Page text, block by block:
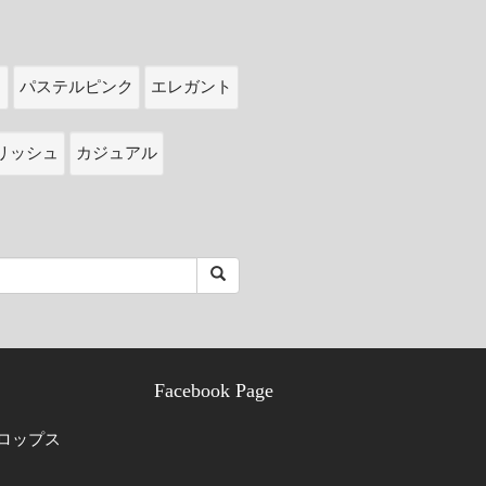
パステルピンク エレガント
ッシュ カジュアル
ップス
Facebook Page